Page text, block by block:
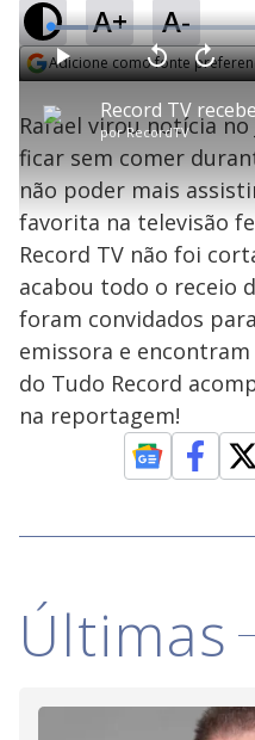
A+ A-
Adicione como fonte
l
i
porRecordTV
P V
l
t
a
r
0
e
g
d
s
A
n
ç
a
r
1
s
e
u
n
d
o
M
u
d
o
L
o
a
d
e
0
.
2
7
Rafael virou notícia no
ficar sem comer
não poder mais
favorita na televisão
Record TV não foi
acabou todo o receio
foram convidados
emissora e
do Tudo Record
na reportagem!
Últimas